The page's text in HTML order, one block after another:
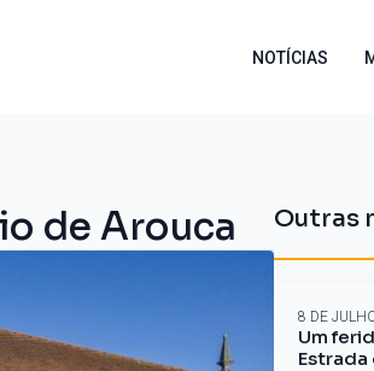
NOTÍCIAS
de Arouca Outras
Um
Estrada
8 DE